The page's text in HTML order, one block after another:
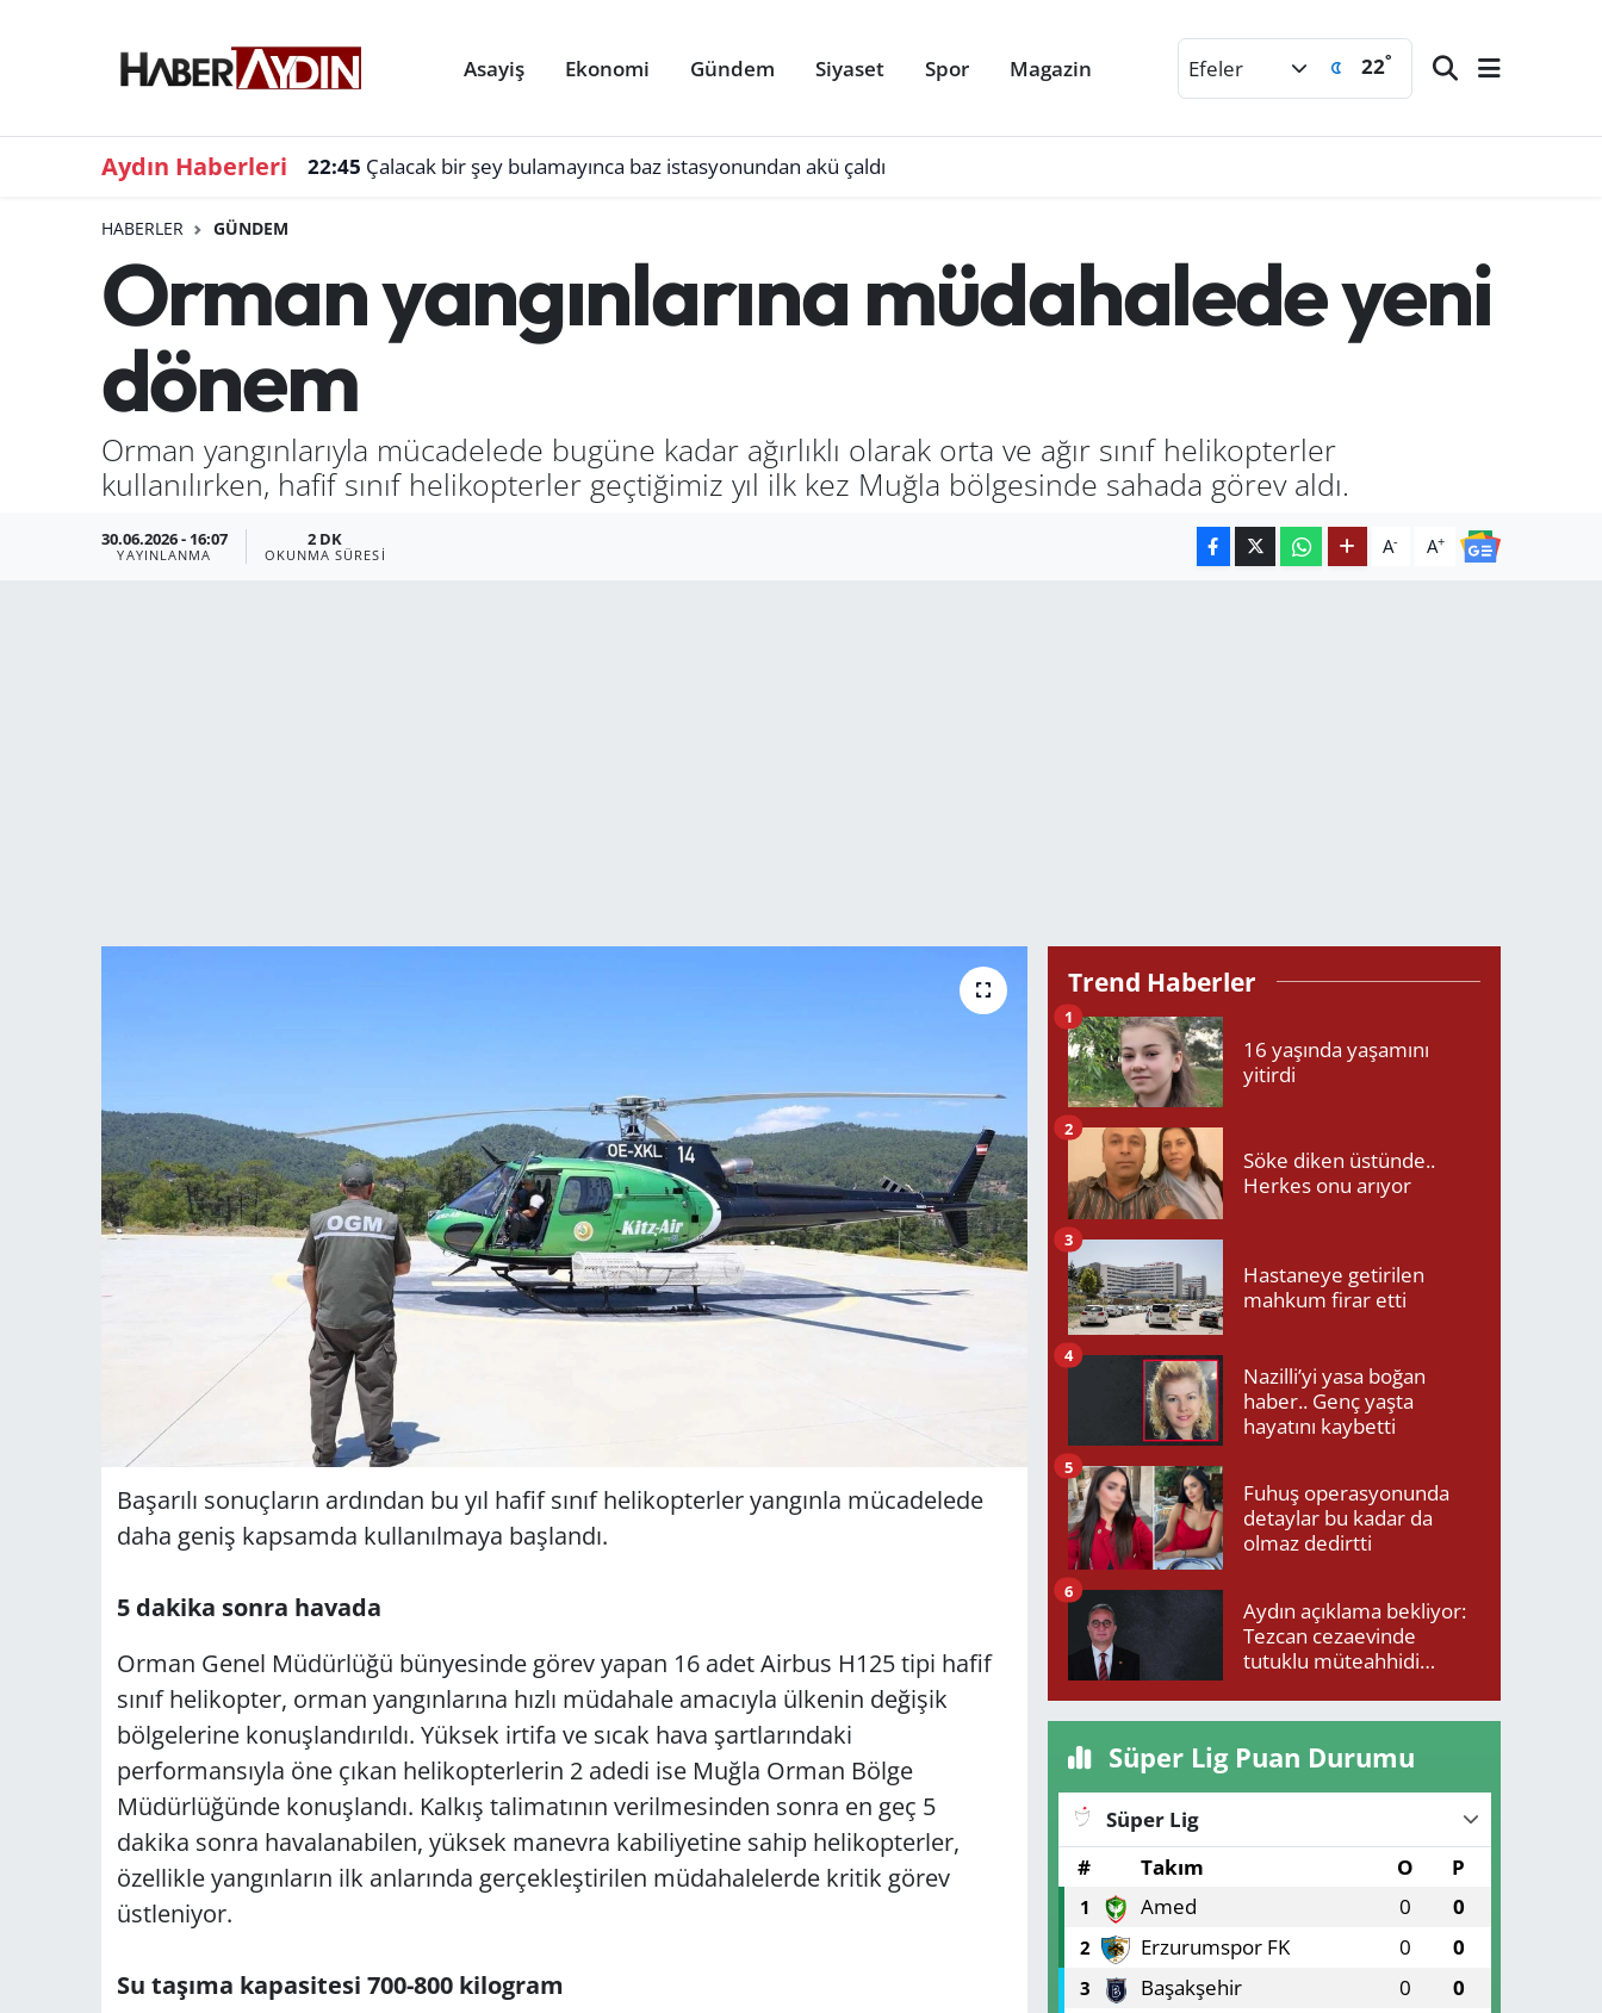
Asayiş Ekonomi Gündem Siyaset Spor Magazin Efeler 22°
Aydın Haberleri 22:45 Çalacak bir şey bulamayınca baz istasyonundan akü çaldı
HABERLER GÜNDEM
Orman yangınlarına müdahalede yeni
dönem
Orman yangınlarıyla mücadelede bugüne kadar ağırlıklı olarak orta ve ağır sınıf helikopterler
kullanılırken, hafif sınıf helikopterler geçtiğimiz yıl ilk kez Muğla bölgesinde sahada görev aldı.
30.06.2026 - 16:07
YAYINLANMA
2 DK
OKUNMA SÜRESI A- A+
Başarılı sonuçların ardından bu yıl hafif sınıf helikopterler yangınla mücadelede
daha geniş kapsamda kullanılmaya başlandı.
5 dakika sonra havada
Orman Genel Müdürlüğü bünyesinde görev yapan 16 adet Airbus H125 tipi hafif
sınıf helikopter, orman yangınlarına hızlı müdahale amacıyla ülkenin değişik
bölgelerine konuşlandırıldı. Yüksek irtifa ve sıcak hava şartlarındaki
performansıyla öne çıkan helikopterlerin 2 adedi ise Muğla Orman Bölge
Müdürlüğünde konuşlandı. Kalkış talimatının verilmesinden sonra en geç 5
dakika sonra havalanabilen, yüksek manevra kabiliyetine sahip helikopterler,
özellikle yangınların ilk anlarında gerçekleştirilen müdahalelerde kritik görev
üstleniyor.
Su taşıma kapasitesi 700-800 kilogram
Trend Haberler
16 yaşında yaşamını
yitirdi
1
Söke diken üstünde..
Herkes onu arıyor
2
Hastaneye getirilen
mahkum firar etti
3
Nazilli’yi yasa boğan
haber.. Genç yaşta
hayatını kaybetti
4
Fuhuş operasyonunda
detaylar bu kadar da
olmaz dedirtti
5
Aydın açıklama bekliyor:
Tezcan cezaevinde
tutuklu müteahhidi
6
Süper Lig Puan Durumu
Süper Lig
#
Takım O P
1 Amed 0 0
2 Erzurumspor FK 0 0
3 Başakşehir 0 0